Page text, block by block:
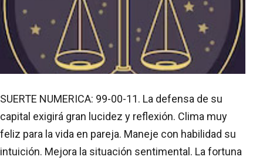
SUERTE NUMERICA: 99-00-11. La defensa de su
capital exigirá gran lucidez y reflexión. Clima muy
feliz para la vida en pareja. Maneje con habilidad su
intuición. Mejora la situación sentimental. La fortuna